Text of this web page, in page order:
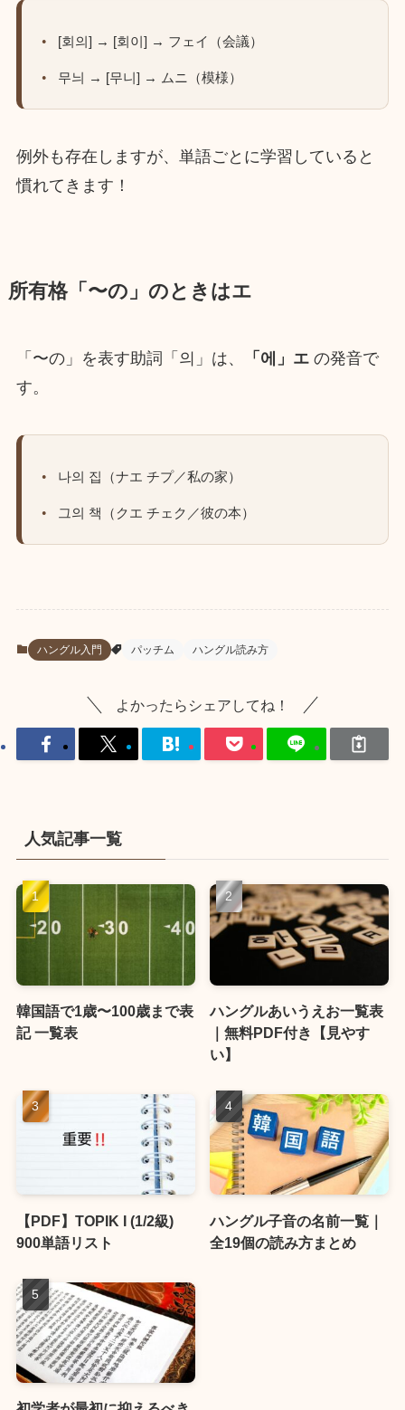
[회의] → [회이] → フェイ（会議）
무늬 → [무니] → ムニ（模様）
例外も存在しますが、単語ごとに学習していると
慣れてきます！
所有格「〜の」のときはエ
「〜の」を表す助詞「의」は、 「에」エの発音で
す。
나의 집（ナエ チプ／私の家）
그의 책（クエ チェク／彼の本）
ハングル入門 パッチム ハングル読み方
よかったらシェアしてね！
人気記事一覧
韓国語で1歳〜100歳まで表
記 一覧表
ハングルあいうえお一覧表
｜無料PDF付き【見やす
い】
【PDF】TOPIK I (1/2級)
900単語リスト
ハングル子音の名前一覧｜
全19個の読み方まとめ